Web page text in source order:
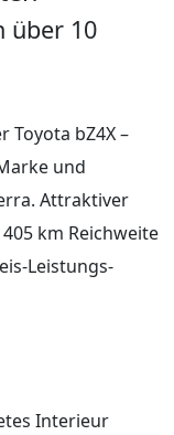
über 10
Toyota bZ4X –
und
Attraktiver
km Reichweite
Leistungs-
Interieur